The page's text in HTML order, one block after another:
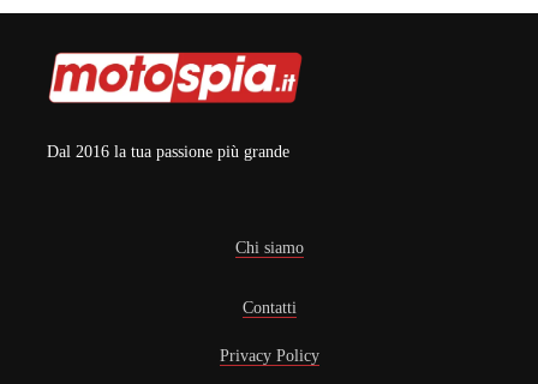
Dal 2016 la tua passione più grande
Chi siamo
Contatti
Privacy Policy